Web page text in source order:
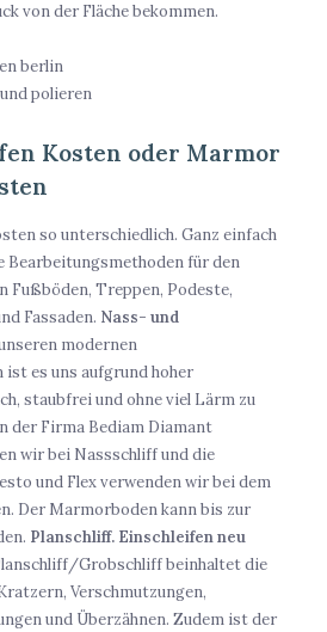
von der Fläche bekommen.
Kosten oder Marmor
so unterschiedlich. Ganz einfach
Bearbeitungsmethoden für den
Fußböden, Treppen, Podeste,
Fassaden. Nass- und
modernen
ist es uns aufgrund hoher
staubfrei und ohne viel Lärm zu
der Firma Bediam Diamant
wir bei Nassschliff und die
und Flex verwenden wir bei dem
Der Marmorboden kann bis zur
Planschliff. Einschleifen neu
Grobschliff beinhaltet die
Verschmutzungen,
und Überzähnen. Zudem ist der